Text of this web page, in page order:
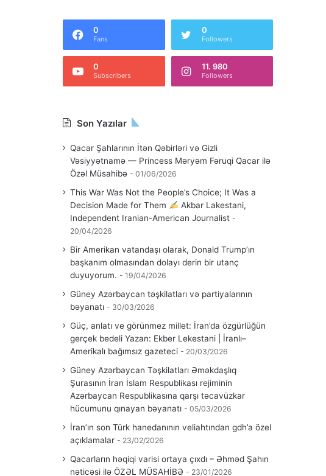
0
Fans
0
Followers
0
Subscribers
11. 980
Followers
Son Yazılar
Qacar Şahlarının İtən Qəbirləri və Gizli
Vəsiyyətnamə — Princess Məryəm Fəruqi Qacar ilə
Özəl Müsahibə
01/06/2026
This War Was Not the People’s Choice; It Was a
Decision Made for Them
Akbar Lakestani,
Independent Iranian-American Journalist
20/04/2026
Bir Amerikan vatandaşı olarak, Donald Trump’ın
başkanım olmasından dolayı derin bir utanç
duyuyorum.
19/04/2026
Güney Azərbaycan təşkilatları və partiyalarının
bəyanatı
30/03/2026
Güç, anlatı ve görünmez millet: İran’da özgürlüğün
gerçek bedeli Yazan: Ekber Lekestani | İranlı–
Amerikalı bağımsız gazeteci
20/03/2026
Güney Azərbaycan Təşkilatları Əməkdaşlıq
Şurasının İran İslam Respublikası rejiminin
Azərbaycan Respublikasına qarşı təcavüzkar
hücumunu qınayan bəyanatı
05/03/2026
İran’ın son Türk hanedanının veliahtından gdh’a özel
açıklamalar
23/02/2026
Qacarların həqiqi varisi ortaya çıxdı – Əhməd Şahın
nəticəsi ilə ÖZƏL MÜSAHİBƏ
23/01/2026